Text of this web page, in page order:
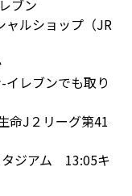
ブン
ャルショップ（JR
レブンでも取り
命J２リーグ第41
タジアム 13:05キ